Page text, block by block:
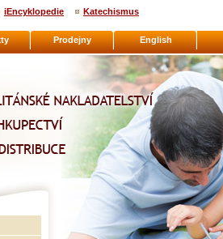
Prodejny English
iEncyklopedie Katechismus